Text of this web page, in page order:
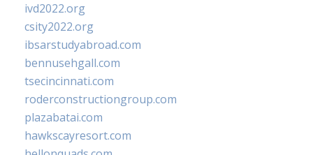
ivd2022.org
csity2022.org
ibsarstudyabroad.com
bennusehgall.com
tsecincinnati.com
roderconstructiongroup.com
plazabatai.com
hawkscayresort.com